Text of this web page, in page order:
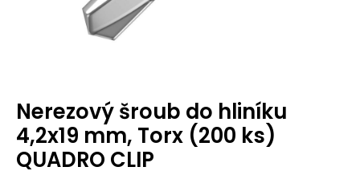
Nerezový šroub do hliníku
4,2x19 mm, Torx (200 ks)
QUADRO CLIP